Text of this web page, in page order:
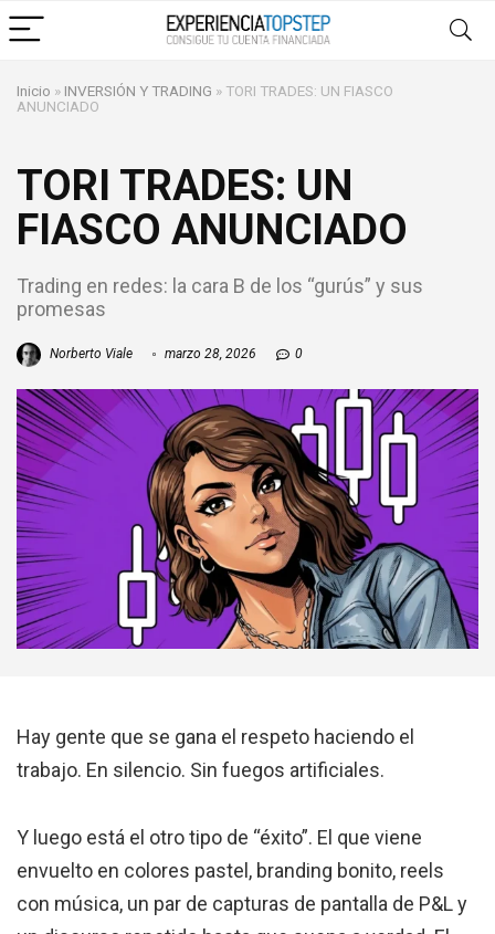
Inicio » INVERSIÓN Y TRADING » TORI TRADES: UN FIASCO
ANUNCIADO
TORI TRADES: UN
FIASCO ANUNCIADO
Trading en redes: la cara B de los “gurús” y sus
promesas
Norberto Viale marzo 28, 2026 0
Hay gente que se gana el respeto haciendo el
trabajo. En silencio. Sin fuegos artificiales.
Y luego está el otro tipo de “éxito”. El que viene
envuelto en colores pastel, branding bonito, reels
con música, un par de capturas de pantalla de P&L y